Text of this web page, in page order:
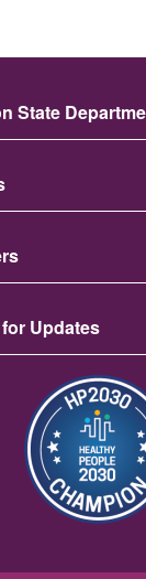
State
Updates
រូប​ភាព